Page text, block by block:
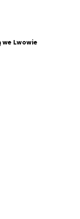
Lwowie